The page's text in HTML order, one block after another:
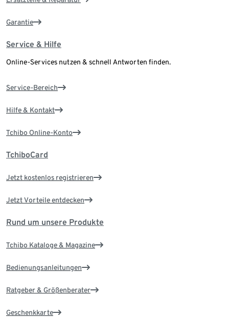
Garantie
Service & Hilfe
Online-Services nutzen & schnell Antworten finden.
Service-Bereich
Hilfe & Kontakt
Tchibo Online-Konto
TchiboCard
Jetzt kostenlos registrieren
Jetzt Vorteile entdecken
Rund um unsere Produkte
Tchibo Kataloge & Magazine
Bedienungsanleitungen
Ratgeber & Größenberater
Geschenkkarte